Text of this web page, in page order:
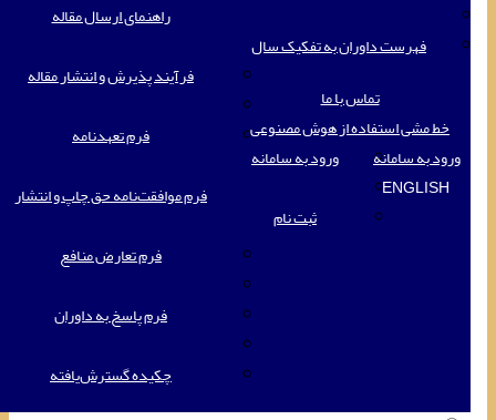
راهنمای ارسال مقاله
فرآیند پذیرش و انتشار مقاله
فرم تعهدنامه
فرم موافقت‌نامه حق چاپ و انتشار
فرم تعارض منافع
فرم پاسخ به داوران
چکیده گسترش‌یافته
فهرست داوران به تفکیک سال
تماس با ما
خط مشی استفاده از هوش مصنوعی
ورود به سامانه
ورود به سامانه
ثبت نام
ENGLISH